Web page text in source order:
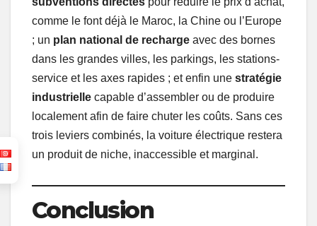
comme le font déjà le Maroc, la Chine ou l’Europe
; un plan national de recharge avec des bornes
dans les grandes villes, les parkings, les stations-
service et les axes rapides ; et enfin une stratégie
industrielle capable d’assembler ou de produire
localement afin de faire chuter les coûts. Sans ces
trois leviers combinés, la voiture électrique restera
un produit de niche, inaccessible et marginal.
Conclusion